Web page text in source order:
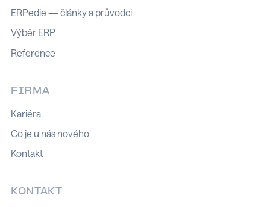
ERPedie — články a průvodci
Výběr ERP
Reference
FIRMA
Kariéra
Co je u nás nového
Kontakt
KONTAKT